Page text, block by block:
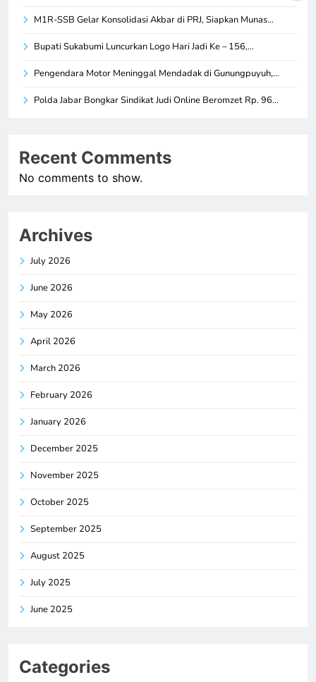
M1R-SSB Gelar Konsolidasi Akbar di PRJ, Siapkan Munas…
Bupati Sukabumi Luncurkan Logo Hari Jadi Ke – 156,…
Pengendara Motor Meninggal Mendadak di Gunungpuyuh,…
Polda Jabar Bongkar Sindikat Judi Online Beromzet Rp. 96…
Recent Comments
No comments to show.
Archives
July 2026
June 2026
May 2026
April 2026
March 2026
February 2026
January 2026
December 2025
November 2025
October 2025
September 2025
August 2025
July 2025
June 2025
Categories